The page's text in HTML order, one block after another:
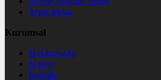
Tenis İddaa
Kurumsal
Hakkımızda
Künye
İletişim